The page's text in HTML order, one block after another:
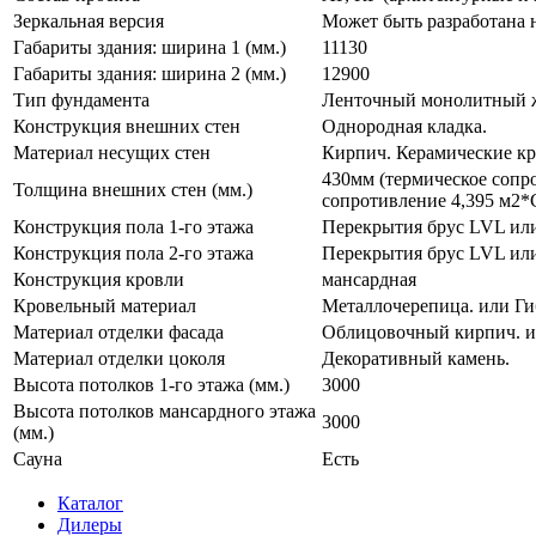
Зеркальная версия
Может быть разработана
Габариты здания: ширина 1 (мм.)
11130
Габариты здания: ширина 2 (мм.)
12900
Тип фундамента
Ленточный монолитный
Конструкция внешних стен
Однородная кладка.
Материал несущих стен
Кирпич. Керамические
Толщина внешних стен (мм.)
430мм (термическое
сопротивление 4,395
Конструкция пола 1-го этажа
Перекрытия брус LVL
Конструкция пола 2-го этажа
Перекрытия брус LVL
Конструкция кровли
мансардная
Кровельный материал
Металлочерепица. или
Материал отделки фасада
Облицовочный кирпич.
Материал отделки цоколя
Декоративный камень.
Высота потолков 1-го этажа (мм.)
3000
Высота потолков мансардного этажа
(мм.)
3000
Сауна
Есть
Каталог
Дилеры